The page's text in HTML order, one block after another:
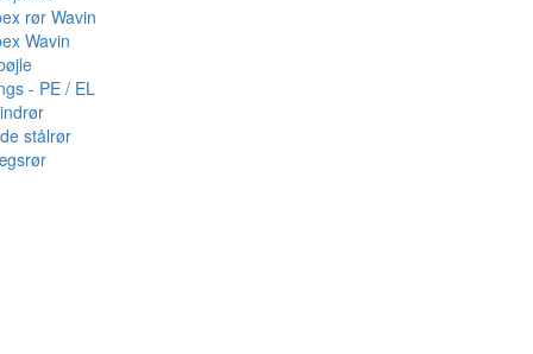
rør Wavin
Wavin
- PE / EL
stålrør